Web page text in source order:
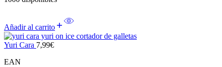
Añadir al carrito
Yuri Cara 7,99€
EAN